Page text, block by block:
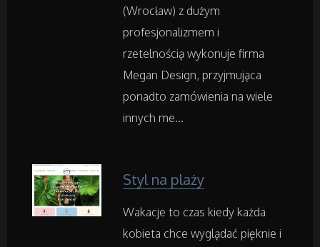
Materiały Promocyjne
Agencje Reklamowe
Materiały Reklamowe
Rekreacja
Imprezy Integracyjne
(Wrocław) z dużym
profesjonalizmem i
rzetelnością wykonuje firma
Megan Design, przyjmująca
ponadto zamówienia na wiele
innych me...
Styl na plaży
Wakacje to czas kiedy każda
kobieta chce wyglądać pięknie i